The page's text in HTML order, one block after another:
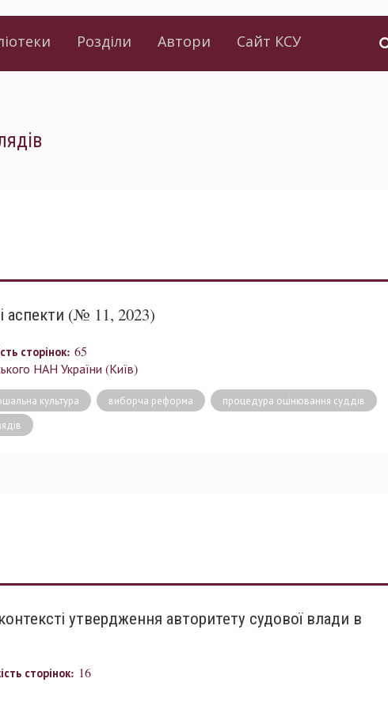
Розділи Автори Сайт КСУ
аспекти (№ 11, 2023)
сторінок: 65
НАН України (Київ)
культура виборча реформа
процедура оцінювання суддів
утвердження авторитету судової влади в
сторінок: 16